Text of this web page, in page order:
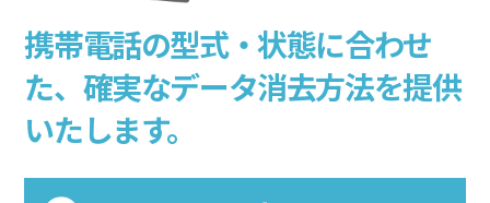
携帯電話の型式・状態に合わせ
た、 確実なデータ消去方法を提供
いたします。